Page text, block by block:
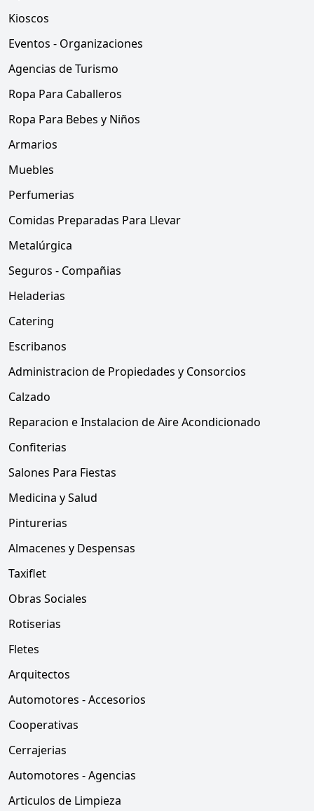
Kioscos
Eventos - Organizaciones
Agencias de Turismo
Ropa Para Caballeros
Ropa Para Bebes y Niños
Armarios
Muebles
Perfumerias
Comidas Preparadas Para Llevar
Metalúrgica
Seguros - Compañias
Heladerias
Catering
Escribanos
Administracion de Propiedades y Consorcios
Calzado
Reparacion e Instalacion de Aire Acondicionado
Confiterias
Salones Para Fiestas
Medicina y Salud
Pinturerias
Almacenes y Despensas
Taxiflet
Obras Sociales
Rotiserias
Fletes
Arquitectos
Automotores - Accesorios
Cooperativas
Cerrajerias
Automotores - Agencias
Articulos de Limpieza